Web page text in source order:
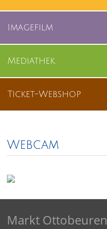
Imagefilm
Mediathek
Ticket-Webshop
Webcam
Markt Ottobeuren